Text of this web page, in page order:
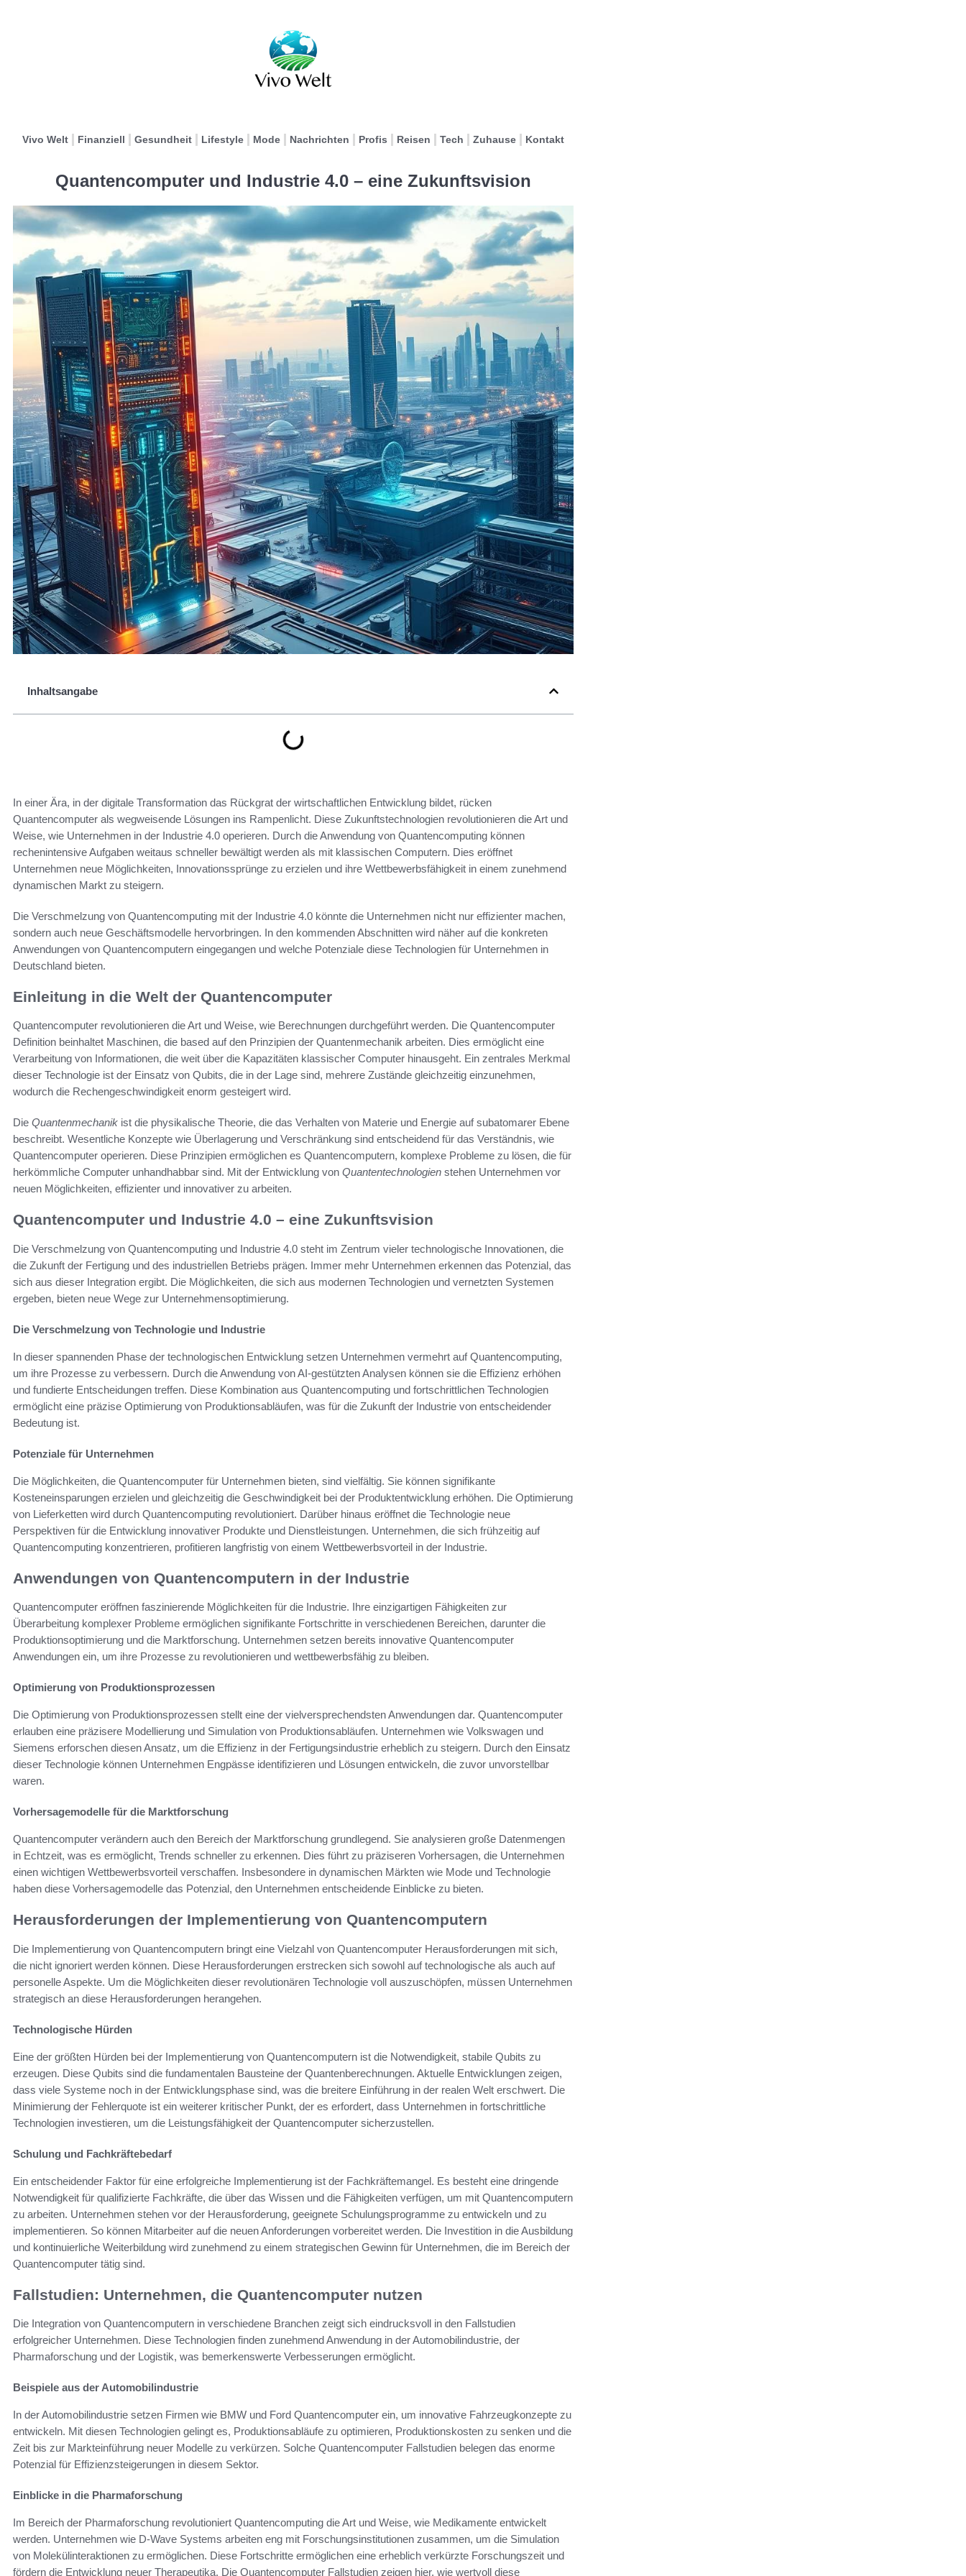
Vivo Welt Finanziell Gesundheit Lifestyle Mode Nachrichten Profis Reisen Tech Zuhause Kontakt
Quantencomputer und Industrie 4.0 – eine Zukunftsvision
Inhaltsangabe
In einer Ära, in der digitale Transformation das Rückgrat der wirtschaftlichen Entwicklung bildet, rücken
Quantencomputer als wegweisende Lösungen ins Rampenlicht. Diese Zukunftstechnologien revolutionieren die Art und
Weise, wie Unternehmen in der Industrie 4.0 operieren. Durch die Anwendung von Quantencomputing können
rechenintensive Aufgaben weitaus schneller bewältigt werden als mit klassischen Computern. Dies eröffnet
Unternehmen neue Möglichkeiten, Innovationssprünge zu erzielen und ihre Wettbewerbsfähigkeit in einem zunehmend
dynamischen Markt zu steigern.
Die Verschmelzung von Quantencomputing mit der Industrie 4.0 könnte die Unternehmen nicht nur effizienter machen,
sondern auch neue Geschäftsmodelle hervorbringen. In den kommenden Abschnitten wird näher auf die konkreten
Anwendungen von Quantencomputern eingegangen und welche Potenziale diese Technologien für Unternehmen in
Deutschland bieten.
Einleitung in die Welt der Quantencomputer
Quantencomputer revolutionieren die Art und Weise, wie Berechnungen durchgeführt werden. Die Quantencomputer
Definition beinhaltet Maschinen, die based auf den Prinzipien der Quantenmechanik arbeiten. Dies ermöglicht eine
Verarbeitung von Informationen, die weit über die Kapazitäten klassischer Computer hinausgeht. Ein zentrales Merkmal
dieser Technologie ist der Einsatz von Qubits, die in der Lage sind, mehrere Zustände gleichzeitig einzunehmen,
wodurch die Rechengeschwindigkeit enorm gesteigert wird.
Die Quantenmechanik ist die physikalische Theorie, die das Verhalten von Materie und Energie auf subatomarer Ebene
beschreibt. Wesentliche Konzepte wie Überlagerung und Verschränkung sind entscheidend für das Verständnis, wie
Quantencomputer operieren. Diese Prinzipien ermöglichen es Quantencomputern, komplexe Probleme zu lösen, die für
herkömmliche Computer unhandhabbar sind. Mit der Entwicklung von Quantentechnologien stehen Unternehmen vor
neuen Möglichkeiten, effizienter und innovativer zu arbeiten.
Quantencomputer und Industrie 4.0 – eine Zukunftsvision
Die Verschmelzung von Quantencomputing und Industrie 4.0 steht im Zentrum vieler technologische Innovationen, die
die Zukunft der Fertigung und des industriellen Betriebs prägen. Immer mehr Unternehmen erkennen das Potenzial, das
sich aus dieser Integration ergibt. Die Möglichkeiten, die sich aus modernen Technologien und vernetzten Systemen
ergeben, bieten neue Wege zur Unternehmensoptimierung.
Die Verschmelzung von Technologie und Industrie
In dieser spannenden Phase der technologischen Entwicklung setzen Unternehmen vermehrt auf Quantencomputing,
um ihre Prozesse zu verbessern. Durch die Anwendung von AI-gestützten Analysen können sie die Effizienz erhöhen
und fundierte Entscheidungen treffen. Diese Kombination aus Quantencomputing und fortschrittlichen Technologien
ermöglicht eine präzise Optimierung von Produktionsabläufen, was für die Zukunft der Industrie von entscheidender
Bedeutung ist.
Potenziale für Unternehmen
Die Möglichkeiten, die Quantencomputer für Unternehmen bieten, sind vielfältig. Sie können signifikante
Kosteneinsparungen erzielen und gleichzeitig die Geschwindigkeit bei der Produktentwicklung erhöhen. Die Optimierung
von Lieferketten wird durch Quantencomputing revolutioniert. Darüber hinaus eröffnet die Technologie neue
Perspektiven für die Entwicklung innovativer Produkte und Dienstleistungen. Unternehmen, die sich frühzeitig auf
Quantencomputing konzentrieren, profitieren langfristig von einem Wettbewerbsvorteil in der Industrie.
Anwendungen von Quantencomputern in der Industrie
Quantencomputer eröffnen faszinierende Möglichkeiten für die Industrie. Ihre einzigartigen Fähigkeiten zur
Überarbeitung komplexer Probleme ermöglichen signifikante Fortschritte in verschiedenen Bereichen, darunter die
Produktionsoptimierung und die Marktforschung. Unternehmen setzen bereits innovative Quantencomputer
Anwendungen ein, um ihre Prozesse zu revolutionieren und wettbewerbsfähig zu bleiben.
Optimierung von Produktionsprozessen
Die Optimierung von Produktionsprozessen stellt eine der vielversprechendsten Anwendungen dar. Quantencomputer
erlauben eine präzisere Modellierung und Simulation von Produktionsabläufen. Unternehmen wie Volkswagen und
Siemens erforschen diesen Ansatz, um die Effizienz in der Fertigungsindustrie erheblich zu steigern. Durch den Einsatz
dieser Technologie können Unternehmen Engpässe identifizieren und Lösungen entwickeln, die zuvor unvorstellbar
waren.
Vorhersagemodelle für die Marktforschung
Quantencomputer verändern auch den Bereich der Marktforschung grundlegend. Sie analysieren große Datenmengen
in Echtzeit, was es ermöglicht, Trends schneller zu erkennen. Dies führt zu präziseren Vorhersagen, die Unternehmen
einen wichtigen Wettbewerbsvorteil verschaffen. Insbesondere in dynamischen Märkten wie Mode und Technologie
haben diese Vorhersagemodelle das Potenzial, den Unternehmen entscheidende Einblicke zu bieten.
Herausforderungen der Implementierung von Quantencomputern
Die Implementierung von Quantencomputern bringt eine Vielzahl von Quantencomputer Herausforderungen mit sich,
die nicht ignoriert werden können. Diese Herausforderungen erstrecken sich sowohl auf technologische als auch auf
personelle Aspekte. Um die Möglichkeiten dieser revolutionären Technologie voll auszuschöpfen, müssen Unternehmen
strategisch an diese Herausforderungen herangehen.
Technologische Hürden
Eine der größten Hürden bei der Implementierung von Quantencomputern ist die Notwendigkeit, stabile Qubits zu
erzeugen. Diese Qubits sind die fundamentalen Bausteine der Quantenberechnungen. Aktuelle Entwicklungen zeigen,
dass viele Systeme noch in der Entwicklungsphase sind, was die breitere Einführung in der realen Welt erschwert. Die
Minimierung der Fehlerquote ist ein weiterer kritischer Punkt, der es erfordert, dass Unternehmen in fortschrittliche
Technologien investieren, um die Leistungsfähigkeit der Quantencomputer sicherzustellen.
Schulung und Fachkräftebedarf
Ein entscheidender Faktor für eine erfolgreiche Implementierung ist der Fachkräftemangel. Es besteht eine dringende
Notwendigkeit für qualifizierte Fachkräfte, die über das Wissen und die Fähigkeiten verfügen, um mit Quantencomputern
zu arbeiten. Unternehmen stehen vor der Herausforderung, geeignete Schulungsprogramme zu entwickeln und zu
implementieren. So können Mitarbeiter auf die neuen Anforderungen vorbereitet werden. Die Investition in die Ausbildung
und kontinuierliche Weiterbildung wird zunehmend zu einem strategischen Gewinn für Unternehmen, die im Bereich der
Quantencomputer tätig sind.
Fallstudien: Unternehmen, die Quantencomputer nutzen
Die Integration von Quantencomputern in verschiedene Branchen zeigt sich eindrucksvoll in den Fallstudien
erfolgreicher Unternehmen. Diese Technologien finden zunehmend Anwendung in der Automobilindustrie, der
Pharmaforschung und der Logistik, was bemerkenswerte Verbesserungen ermöglicht.
Beispiele aus der Automobilindustrie
In der Automobilindustrie setzen Firmen wie BMW und Ford Quantencomputer ein, um innovative Fahrzeugkonzepte zu
entwickeln. Mit diesen Technologien gelingt es, Produktionsabläufe zu optimieren, Produktionskosten zu senken und die
Zeit bis zur Markteinführung neuer Modelle zu verkürzen. Solche Quantencomputer Fallstudien belegen das enorme
Potenzial für Effizienzsteigerungen in diesem Sektor.
Einblicke in die Pharmaforschung
Im Bereich der Pharmaforschung revolutioniert Quantencomputing die Art und Weise, wie Medikamente entwickelt
werden. Unternehmen wie D-Wave Systems arbeiten eng mit Forschungsinstitutionen zusammen, um die Simulation
von Molekülinteraktionen zu ermöglichen. Diese Fortschritte ermöglichen eine erheblich verkürzte Forschungszeit und
fördern die Entwicklung neuer Therapeutika. Die Quantencomputer Fallstudien zeigen hier, wie wertvoll diese